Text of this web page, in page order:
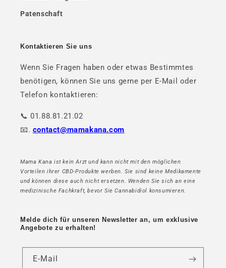
Patenschaft
Kontaktieren Sie uns
Wenn Sie Fragen haben oder etwas Bestimmtes
benötigen, können Sie uns gerne per E-Mail oder
Telefon kontaktieren:
📞 01.88.81.21.02
📧. contact@mamakana.com
Mama Kana ist kein Arzt und kann nicht mit den möglichen
Vorteilen ihrer CBD-Produkte werben. Sie sind keine Medikamente
und können diese auch nicht ersetzen. Wenden Sie sich an eine
medizinische Fachkraft, bevor Sie Cannabidiol konsumieren.
Melde dich für unseren Newsletter an, um exklusive
Angebote zu erhalten!
E-Mail